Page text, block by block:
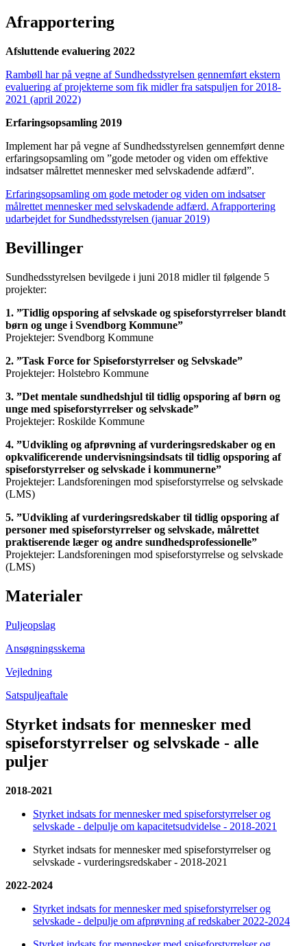
Afrapportering
Afsluttende evaluering 2022
Rambøll har på vegne af Sundhedsstyrelsen gennemført ekstern
evaluering af projekterne som fik midler fra satspuljen for 2018-
2021 (april 2022)
Erfaringsopsamling 2019
Implement har på vegne af Sundhedsstyrelsen gennemført denne
erfaringsopsamling om ”gode metoder og viden om effektive
indsatser målrettet mennesker med selvskadende adfærd”.
Erfaringsopsamling om gode metoder og viden om indsatser
målrettet mennesker med selvskadende adfærd. Afrapportering
udarbejdet for Sundhedsstyrelsen (januar 2019)
Bevillinger
Sundhedsstyrelsen bevilgede i juni 2018 midler til følgende 5
projekter:
1. ”Tidlig opsporing af selvskade og spiseforstyrrelser blandt
børn og unge i Svendborg Kommune”
Projektejer: Svendborg Kommune
2. ”Task Force for Spiseforstyrrelser og Selvskade”
Projektejer: Holstebro Kommune
3. ”Det mentale sundhedshjul til tidlig opsporing af børn og
unge med spiseforstyrrelser og selvskade”
Projektejer: Roskilde Kommune
4. ”Udvikling og afprøvning af vurderingsredskaber og en
opkvalificerende undervisningsindsats til tidlig opsporing af
spiseforstyrrelser og selvskade i kommunerne”
Projektejer: Landsforeningen mod spiseforstyrrelse og selvskade
(LMS)
5. ”Udvikling af vurderingsredskaber til tidlig opsporing af
personer med spiseforstyrrelser og selvskade, målrettet
praktiserende læger og andre sundhedsprofessionelle”
Projektejer: Landsforeningen mod spiseforstyrrelse og selvskade
(LMS)
Materialer
Puljeopslag
Ansøgningsskema
Vejledning
Satspuljeaftale
Styrket indsats for mennesker med
spiseforstyrrelser og selvskade - alle
puljer
2018-2021
Styrket indsats for mennesker med spiseforstyrrelser og
selvskade - delpulje om kapacitetsudvidelse - 2018-2021
Styrket indsats for mennesker med spiseforstyrrelser og
selvskade - vurderingsredskaber - 2018-2021
2022-2024
Styrket indsats for mennesker med spiseforstyrrelser og
selvskade - delpulje om afprøvning af redskaber 2022-2024